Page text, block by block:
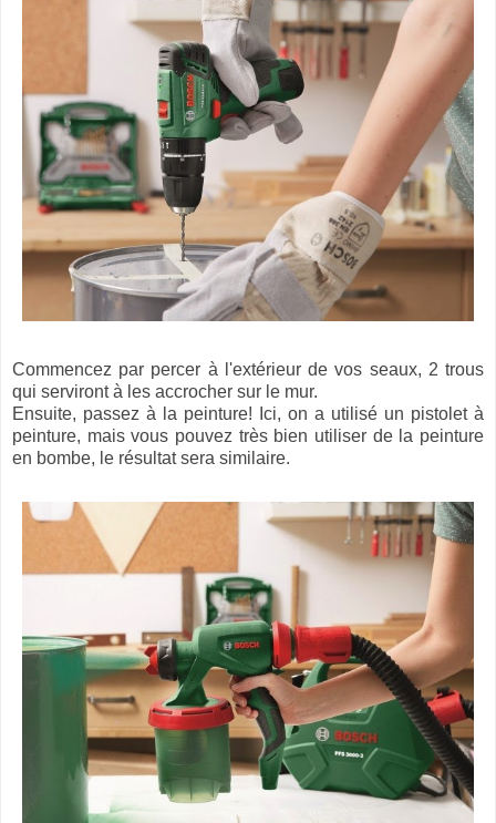
Commencez par percer à l'extérieur de vos seaux, 2 trous
qui serviront à les accrocher sur le mur.
Ensuite, passez à la peinture! Ici, on a utilisé un pistolet à
peinture, mais vous pouvez très bien utiliser de la peinture
en bombe, le résultat sera similaire.